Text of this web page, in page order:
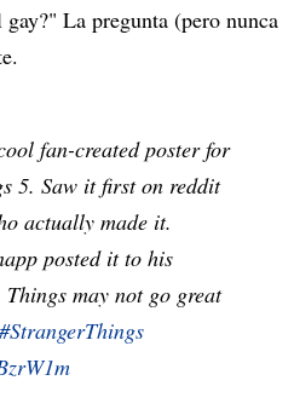
La pregunta (pero nunca
fan-created poster for
5. Saw it first on reddit
actually made it.
posted it to his
may not go great
#StrangerThings